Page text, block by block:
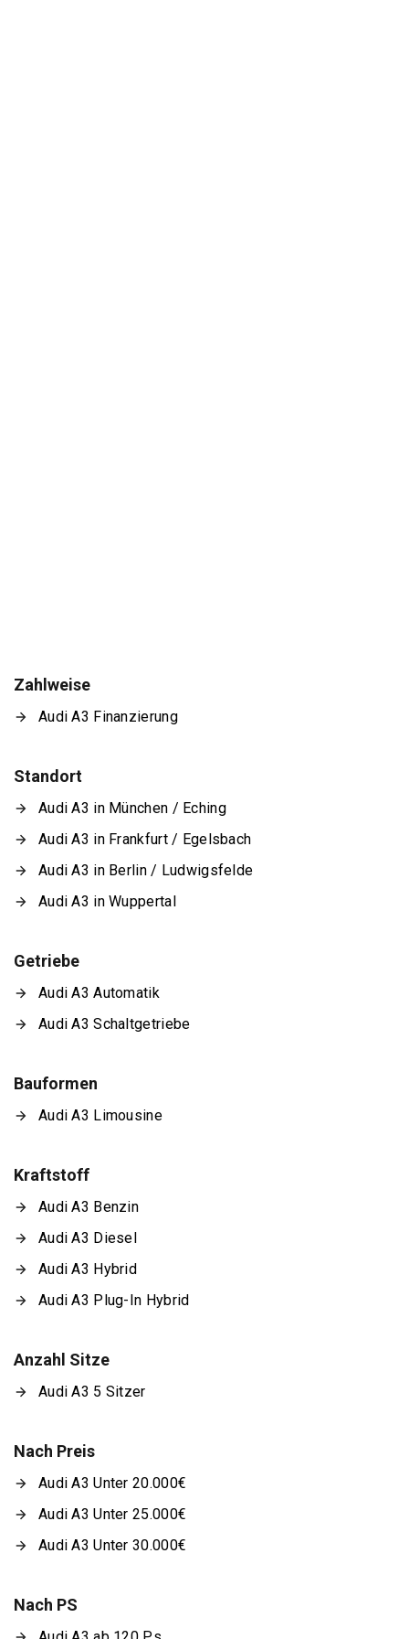
Zahlweise
Audi A3 Finanzierung
Standort
Audi A3 in München / Eching
Audi A3 in Frankfurt / Egelsbach
Audi A3 in Berlin / Ludwigsfelde
Audi A3 in Wuppertal
Getriebe
Audi A3 Automatik
Audi A3 Schaltgetriebe
Bauformen
Audi A3 Limousine
Kraftstoff
Audi A3 Benzin
Audi A3 Diesel
Audi A3 Hybrid
Audi A3 Plug-In Hybrid
Anzahl Sitze
Audi A3 5 Sitzer
Nach Preis
Audi A3 Unter 20.000€
Audi A3 Unter 25.000€
Audi A3 Unter 30.000€
Nach PS